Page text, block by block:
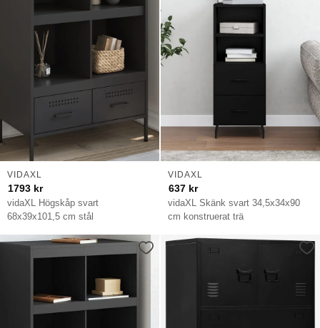
vidaXL Högskåp svart
68x39x101,5 cm stål
VIDAXL
1793 kr
vidaXL Skänk svart 34,5x34x90
cm konstruerat trä
VIDAXL
637 kr